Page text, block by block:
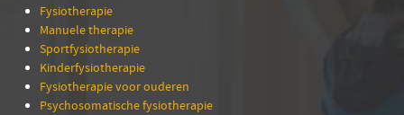
Fysiotherapie
Manuele therapie
Sportfysiotherapie
Kinderfysiotherapie
Fysiotherapie voor ouderen
Psychosomatische fysiotherapie